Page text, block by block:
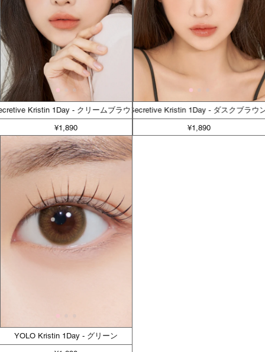
Kristin 1Day - クリームブラウン
¥1,890
Secretive Kristin 1Day - ダスクブラウ
¥1,890
YOLO Kristin 1Day - グリーン